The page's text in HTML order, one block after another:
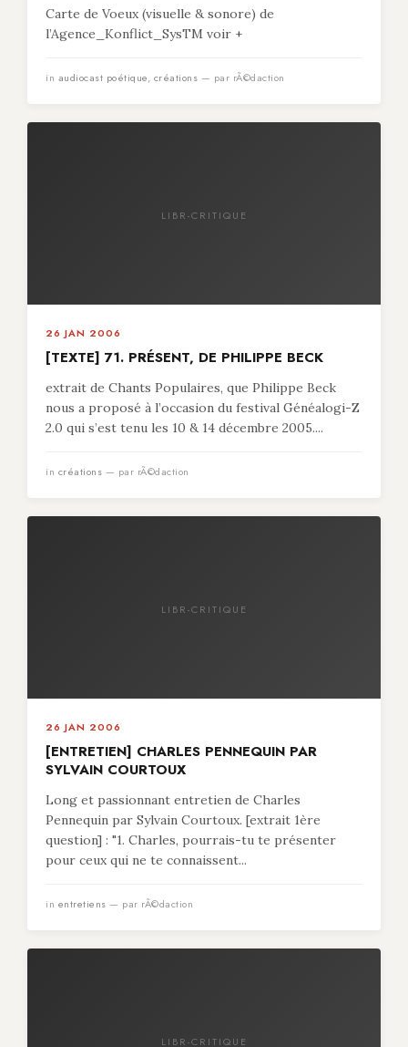
Carte de Voeux (visuelle & sonore) de
l’Agence_Konflict_SysTM voir +
in audiocast poétique, créations — par rÃ©daction
LIBR-CRITIQUE
26 JAN 2006
[TEXTE] 71. PRÉSENT, DE PHILIPPE BECK
extrait de Chants Populaires, que Philippe Beck
nous a proposé à l’occasion du festival Généalogi-Z
2.0 qui s’est tenu les 10 & 14 décembre 2005....
in créations — par rÃ©daction
LIBR-CRITIQUE
26 JAN 2006
[ENTRETIEN] CHARLES PENNEQUIN PAR
SYLVAIN COURTOUX
Long et passionnant entretien de Charles
Pennequin par Sylvain Courtoux. [extrait 1ère
question] : "1. Charles, pourrais-tu te présenter
pour ceux qui ne te connaissent...
in entretiens — par rÃ©daction
LIBR-CRITIQUE